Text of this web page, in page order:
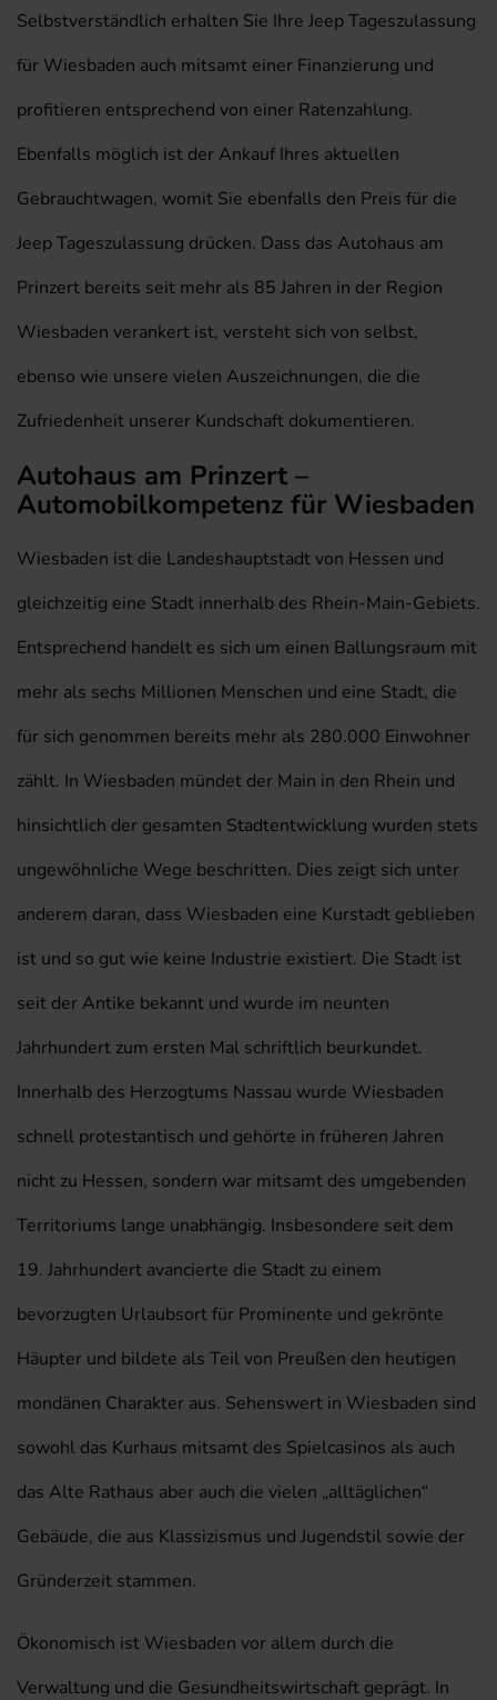
Selbstverständlich erhalten Sie Ihre Jeep Tageszulassung
für Wiesbaden auch mitsamt einer Finanzierung und
profitieren entsprechend von einer Ratenzahlung.
Ebenfalls möglich ist der Ankauf Ihres aktuellen
Gebrauchtwagen, womit Sie ebenfalls den Preis für die
Jeep Tageszulassung drücken. Dass das Autohaus am
Prinzert bereits seit mehr als 85 Jahren in der Region
Wiesbaden verankert ist, versteht sich von selbst,
ebenso wie unsere vielen Auszeichnungen, die die
Zufriedenheit unserer Kundschaft dokumentieren.
Autohaus am Prinzert –
Automobilkompetenz für Wiesbaden
Wiesbaden ist die Landeshauptstadt von Hessen und
gleichzeitig eine Stadt innerhalb des Rhein-Main-Gebiets.
Entsprechend handelt es sich um einen Ballungsraum mit
mehr als sechs Millionen Menschen und eine Stadt, die
für sich genommen bereits mehr als 280.000 Einwohner
zählt. In Wiesbaden mündet der Main in den Rhein und
hinsichtlich der gesamten Stadtentwicklung wurden stets
ungewöhnliche Wege beschritten. Dies zeigt sich unter
anderem daran, dass Wiesbaden eine Kurstadt geblieben
ist und so gut wie keine Industrie existiert. Die Stadt ist
seit der Antike bekannt und wurde im neunten
Jahrhundert zum ersten Mal schriftlich beurkundet.
Innerhalb des Herzogtums Nassau wurde Wiesbaden
schnell protestantisch und gehörte in früheren Jahren
nicht zu Hessen, sondern war mitsamt des umgebenden
Territoriums lange unabhängig. Insbesondere seit dem
19. Jahrhundert avancierte die Stadt zu einem
bevorzugten Urlaubsort für Prominente und gekrönte
Häupter und bildete als Teil von Preußen den heutigen
mondänen Charakter aus. Sehenswert in Wiesbaden sind
sowohl das Kurhaus mitsamt des Spielcasinos als auch
das Alte Rathaus aber auch die vielen „alltäglichen“
Gebäude, die aus Klassizismus und Jugendstil sowie der
Gründerzeit stammen.
Ökonomisch ist Wiesbaden vor allem durch die
Verwaltung und die Gesundheitswirtschaft geprägt. In